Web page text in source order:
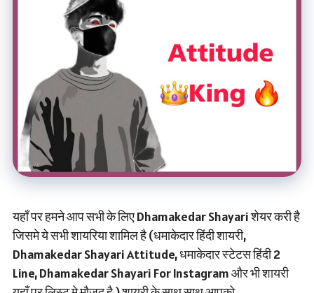
यहाँ पर हमने आप सभी के लिए Dhamakedar Shayari शेयर करी है
जिसमे ये सभी शायरिया शामिल है (धमाकेदार हिंदी शायरी,
Dhamakedar Shayari Attitude, धमाकेदार स्टेटस हिंदी 2
Line, Dhamakedar Shayari For Instagram और भी शायरी